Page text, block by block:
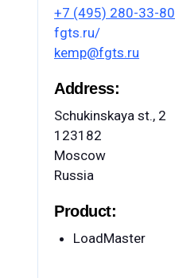
+7 (495) 280-33-80
fgts.ru/
kemp@fgts.ru
Address:
Schukinskaya st., 2
123182
Moscow
Russia
Product:
LoadMaster